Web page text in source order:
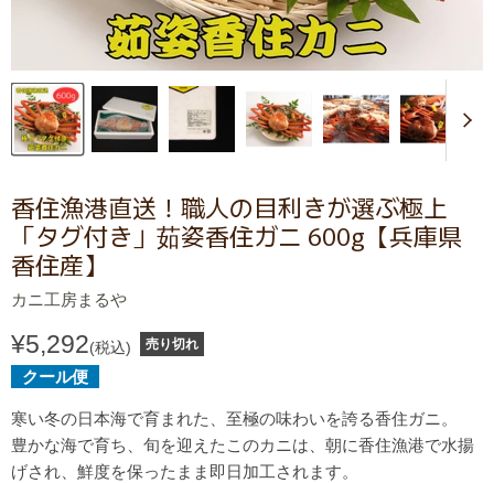
香住漁港直送！職人の目利きが選ぶ極上
「タグ付き」茹姿香住ガニ 600g【兵庫県
香住産】
カニ工房まるや
¥5,292(税込) 売り切れ
クール便
寒い冬の日本海で育まれた、至極の味わいを誇る香住ガニ。
豊かな海で育ち、旬を迎えたこのカニは、朝に香住漁港で水揚
げされ、鮮度を保ったまま即日加工されます。